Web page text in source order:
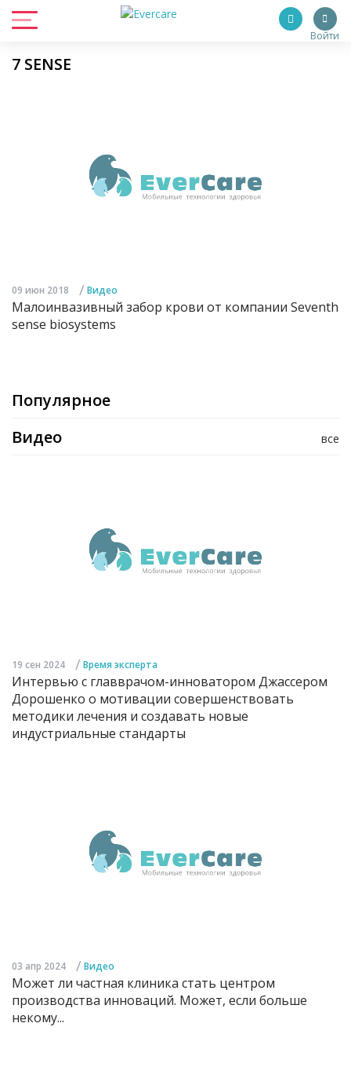
Войти
7 SENSE
09 июн 2018 / Видео
Малоинвазивный забор крови от компании Seventh
sense biosystems
Популярное
все
Видео
19 сен 2024 / Время эксперта
Интервью с главврачом-инноватором Джассером
Дорошенко о мотивации совершенствовать
методики лечения и создавать новые
индустриальные стандарты
03 апр 2024 / Видео
Может ли частная клиника стать центром
производства инноваций. Может, если больше
некому...